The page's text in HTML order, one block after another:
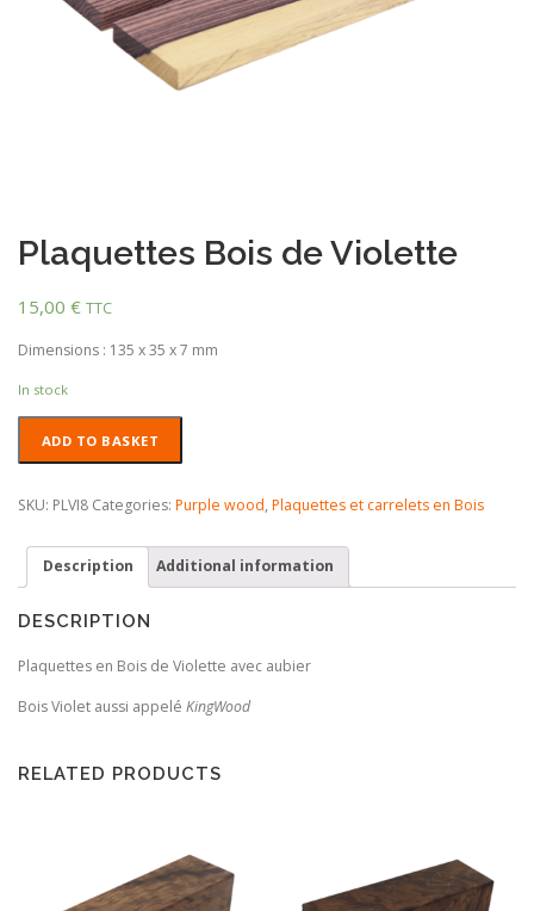
Plaquettes Bois de Violette
15,00 € TTC
Dimensions : 135 x 35 x 7 mm
In stock
Bois
Violette
ADD TO BASKET
SKU: PLVI8 Categories: Purple wood, Plaquettes et carrelets en Bois
Description Additional information
DESCRIPTION
Plaquettes en Bois de Violette avec aubier
Bois Violet aussi appelé KingWood
RELATED PRODUCTS